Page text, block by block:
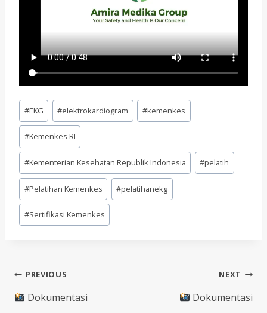
Post
Tags:
#EKG #elektrokardiogram #kemenkes
#Kemenkes RI
#Kementerian Kesehatan Republik Indonesia #pelatih
#Pelatihan Kemenkes #pelatihanekg
#Sertifikasi Kemenkes
Post
navigation
PREVIOUS
Dokumentasi
NEXT
Dokumentasi